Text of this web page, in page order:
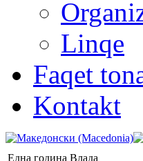
Linqe
Faqet
Kontakt
Една година Влада